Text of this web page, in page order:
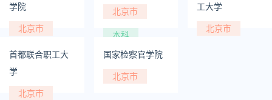
学院
北京市
北京市
本科
工大学
北京市
首都联合职工大
学
北京市
国家检察官学院
北京市